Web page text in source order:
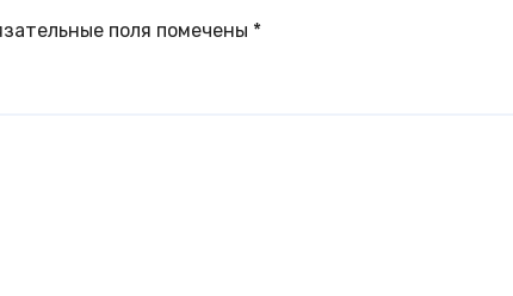
поля помечены *